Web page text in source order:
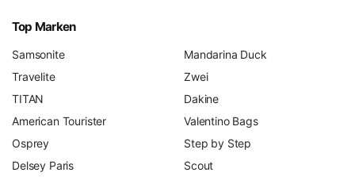
Top Marken
Samsonite
Travelite
TITAN
American Tourister
Osprey
Delsey Paris
Mandarina Duck
Zwei
Dakine
Valentino Bags
Step by Step
Scout